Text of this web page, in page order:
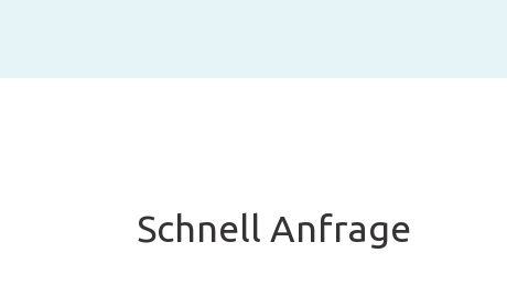
Schnell Anfrage